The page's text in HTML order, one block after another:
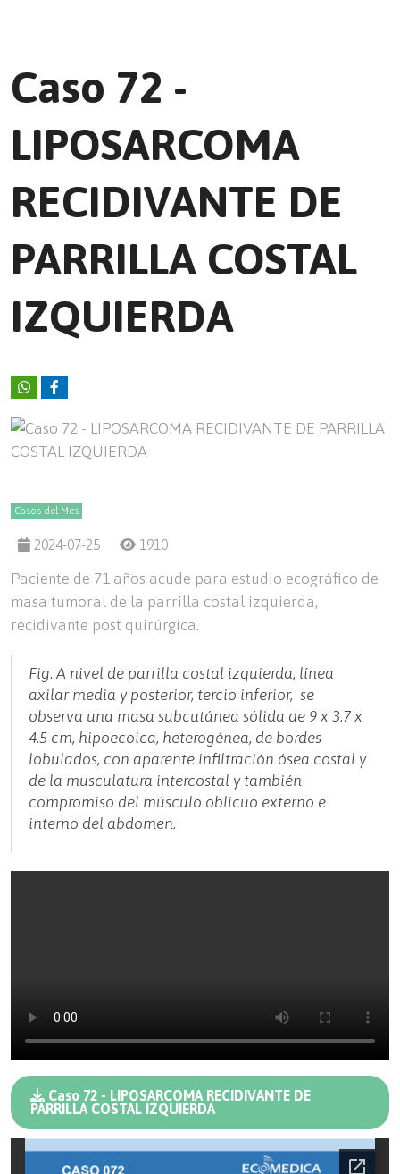
Caso 72 -
LIPOSARCOMA
RECIDIVANTE DE
PARRILLA COSTAL
IZQUIERDA
Casos del Mes
2024-07-25 1910
Paciente de 71 años acude para estudio ecográfico de
masa tumoral de la parrilla costal izquierda,
recidivante post quirúrgica.
Fig. A nivel de parrilla costal izquierda, línea
axilar media y posterior, tercio inferior, se
observa una masa subcutánea sólida de 9 x 3.7 x
4.5 cm, hipoecoica, heterogénea, de bordes
lobulados, con aparente infiltración ósea costal y
de la musculatura intercostal y también
compromiso del músculo oblicuo externo e
interno del abdomen.
Caso 72 - LIPOSARCOMA RECIDIVANTE DE
PARRILLA COSTAL IZQUIERDA